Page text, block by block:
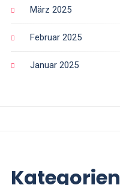
März 2025
Februar 2025
Januar 2025
Kategorien